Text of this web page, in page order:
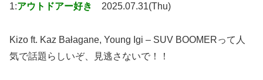
1:アウトドアー好き 2025.07.31(Thu)
Kizo ft. Kaz Bałagane, Young Igi – SUV BOOMERって人
気で話題らしいぞ、見逃さないで！！